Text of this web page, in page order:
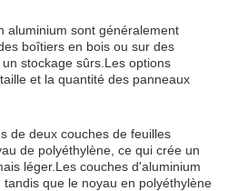
aluminium sont généralement
boîtiers en bois ou sur des
stockage sûrs.Les options
et la quantité des panneaux
de deux couches de feuilles
de polyéthylène, ce qui crée un
léger.Les couches d'aluminium
que le noyau en polyéthylène